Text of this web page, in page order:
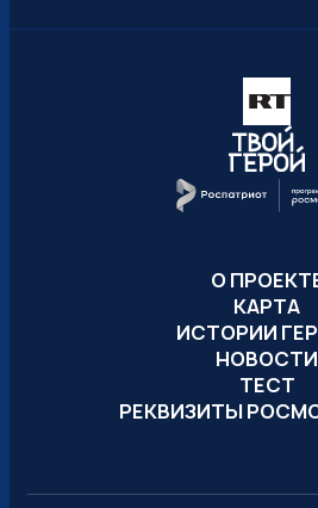
О
КАРТА
ИСТОРИИ
НОВОСТИ
ТЕСТ
РЕКВИЗИТЫ